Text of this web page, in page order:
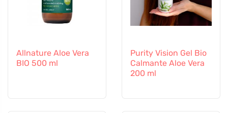
Allnature Aloe Vera
BIO 500 ml
Purity Vision Gel Bio
Calmante Aloe Vera
200 ml